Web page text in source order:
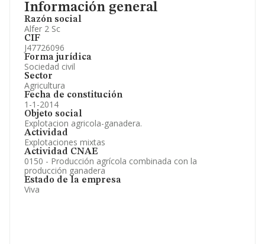
Información general
Razón social
Alfer 2 Sc
CIF
J47726096
Forma jurídica
Sociedad civil
Sector
Agricultura
Fecha de constitución
1-1-2014
Objeto social
Explotacion agricola-ganadera.
Actividad
Explotaciones mixtas
Actividad CNAE
0150 - Producción agrícola combinada con la
producción ganadera
Estado de la empresa
Viva